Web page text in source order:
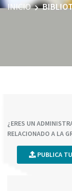
INICIO
¿ERES UN
RELACIONADO A LA
PUBLICA